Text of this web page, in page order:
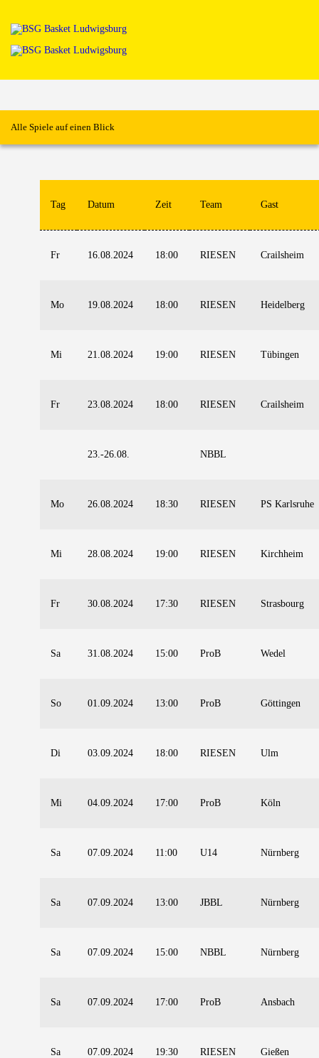
Alle Spiele auf einen Blick
News
Verein
Teams W
Teams M
Spielbetrieb
Links
Tag Datum Zeit Team Gast
Fr 16.08.2024 18:00 RIESEN Crailsheim
Mo 19.08.2024 18:00 RIESEN Heidelberg
Mi 21.08.2024 19:00 RIESEN Tübingen
Fr 23.08.2024 18:00 RIESEN Crailsheim
23.-26.08. NBBL
Mo 26.08.2024 18:30 RIESEN PS Karlsruhe
Mi 28.08.2024 19:00 RIESEN Kirchheim
Fr 30.08.2024 17:30 RIESEN Strasbourg
Sa 31.08.2024 15:00 ProB Wedel
So 01.09.2024 13:00 ProB Göttingen
Di 03.09.2024 18:00 RIESEN Ulm
Mi 04.09.2024 17:00 ProB Köln
Sa 07.09.2024 11:00 U14 Nürnberg
Sa 07.09.2024 13:00 JBBL Nürnberg
Sa 07.09.2024 15:00 NBBL Nürnberg
Sa 07.09.2024 17:00 ProB Ansbach
Sa 07.09.2024 19:30 RIESEN Gießen